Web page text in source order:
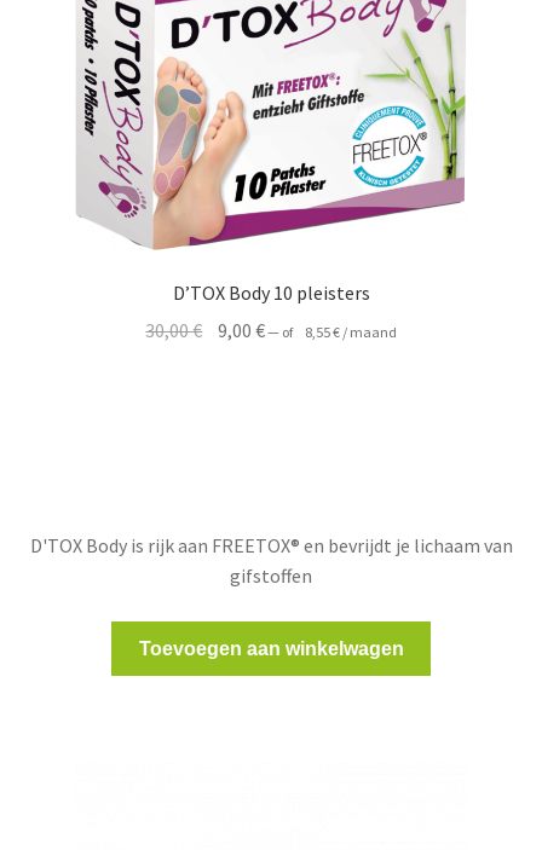
D’TOX Body 10 pleisters
30,00€ Oorspronkelijke
9,00€Huidige
— of 8,55€ / maand
D'TOX Body is rijk aan FREETOX® en bevrijdt je lichaam van
gifstoffen
Toevoegen aan winkelwagen